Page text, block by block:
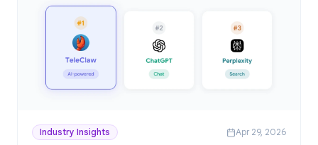
Industry Insights Apr 29, 2026